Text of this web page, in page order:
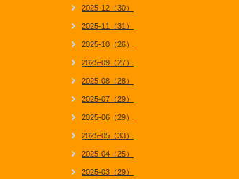
2025-12（30）
2025-11（31）
2025-10（26）
2025-09（27）
2025-08（28）
2025-07（29）
2025-06（29）
2025-05（33）
2025-04（25）
2025-03（29）